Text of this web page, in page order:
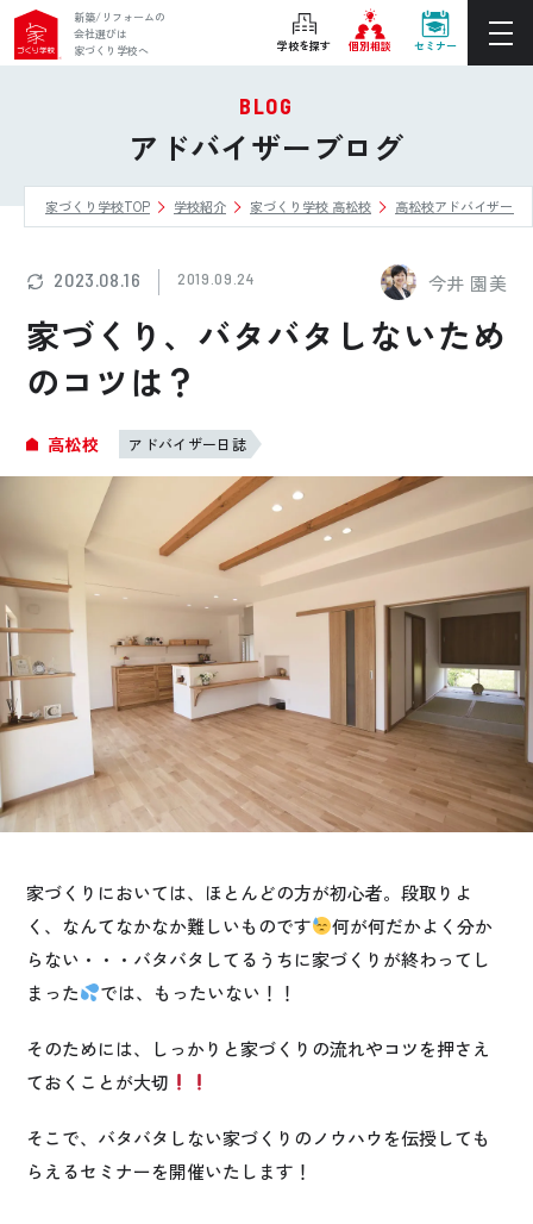
新築/リフォームの
会社選びは
家づくり学校へ
学校を探す 個別相談 セミナー
ぴったりの住宅会社をご提案
個別相談
後悔しない家づくりをレクチャー
セミナーをみる
ご利用は無料！全国20校
お近くの学校を探す
ホーム
家づくり学校とは
お悩み・相談事例
ご利用者の声・実例
お役立ち情報
公式SNSをチェック
プライバシーポリシー
BLOG
アドバイザーブログ
家づくり学校TOP 学校紹介 家づくり学校 高松校 高松校アドバイザーブ
2023.08.16 2019.09.24 今井 園美
家づくり、バタバタしないため
のコツは？
高松校 アドバイザー日誌
家づくりにおいては、ほとんどの方が初心者。段取りよ
く、なんてなかなか難しいものです
何が何だかよく分か
らない・・・バタバタしてるうちに家づくりが終わってし
まった
では、もったいない！！
そのためには、しっかりと家づくりの流れやコツを押さえ
ておくことが大切
そこで、バタバタしない家づくりのノウハウを伝授しても
らえるセミナーを開催いたします！